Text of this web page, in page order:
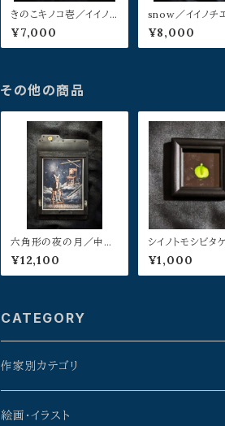
きのこキノコ壱／イイノ
チエ
¥7,000
snow／イイノチ
¥8,000
その他の商品
六角形の夜の月／中川
ユウヰチ
¥12,100
シイノトモシビ
福本タダシ
¥1,000
CATEGORY
作家別カテゴリ
星野時環
絵画・イラスト